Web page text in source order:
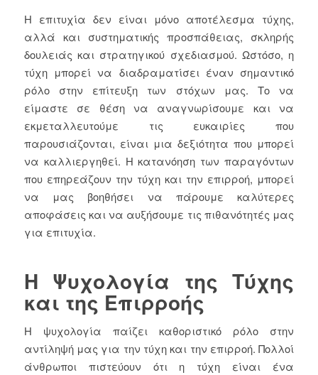
Η επιτυχία δεν είναι μόνο αποτέλεσμα τύχης,
αλλά και συστηματικής προσπάθειας, σκληρής
δουλειάς και στρατηγικού σχεδιασμού. Ωστόσο, η
τύχη μπορεί να διαδραματίσει έναν σημαντικό
ρόλο στην επίτευξη των στόχων μας. Το να
είμαστε σε θέση να αναγνωρίσουμε και να
εκμεταλλευτούμε τις ευκαιρίες που
παρουσιάζονται, είναι μια δεξιότητα που μπορεί
να καλλιεργηθεί. Η κατανόηση των παραγόντων
που επηρεάζουν την τύχη και την επιρροή, μπορεί
να μας βοηθήσει να πάρουμε καλύτερες
αποφάσεις και να αυξήσουμε τις πιθανότητές μας
για επιτυχία.
Η Ψυχολογία της Τύχης
και της Επιρροής
Η ψυχολογία παίζει καθοριστικό ρόλο στην
αντίληψή μας για την τύχη και την επιρροή. Πολλοί
άνθρωποι πιστεύουν ότι η τύχη είναι ένα